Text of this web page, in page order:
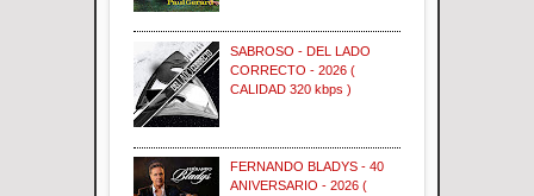
SABROSO - DEL LADO
CORRECTO - 2026 (
CALIDAD 320 kbps )
FERNANDO BLADYS - 40
ANIVERSARIO - 2026 (